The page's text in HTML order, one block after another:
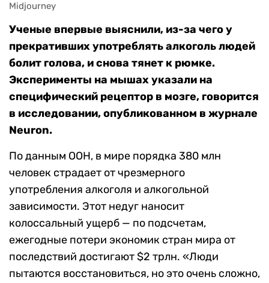
Midjourney
Ученые впервые выяснили, из-за чего у
прекративших употреблять алкоголь людей
болит голова, и снова тянет к рюмке.
Эксперименты на мышах указали на
специфический рецептор в мозге, говорится
в исследовании, опубликованном в журнале
Neuron.
По данным ООН, в мире порядка 380 млн
человек страдает от чрезмерного
употребления алкоголя и алкогольной
зависимости. Этот недуг наносит
колоссальный ущерб — по подсчетам,
ежегодные потери экономик стран мира от
последствий достигают $2 трлн. «Люди
пытаются восстановиться, но это очень сложно,